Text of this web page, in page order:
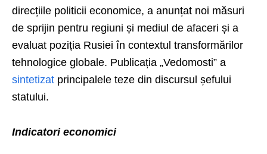
direcțiile politicii economice, a anunțat noi măsuri
de sprijin pentru regiuni și mediul de afaceri și a
evaluat poziția Rusiei în contextul transformărilor
tehnologice globale. Publicația „Vedomosti” a
sintetizat principalele teze din discursul șefului
statului.
Indicatori economici